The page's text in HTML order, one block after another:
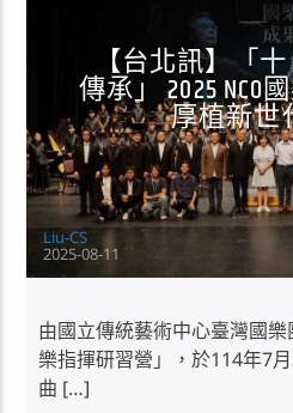
【台北訊】「
傳承」 2025 NCO
厚植新世
Liu-CS
2025-08-11
由國立傳統藝術中心臺灣國
樂指揮研習營」，於114年7
曲 […]